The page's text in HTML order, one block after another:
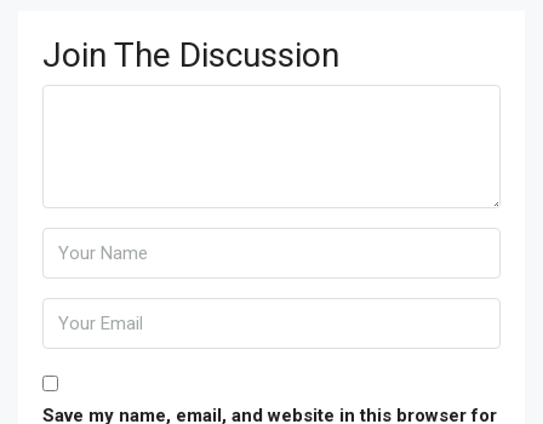
Join The Discussion
Save my name, email, and website in this browser for